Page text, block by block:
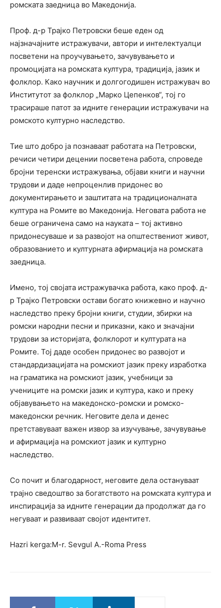
ромската заедница во Македонија.
Проф. д-р Трајко Петровски беше еден од
најзначајните истражувачи, автори и интелектуалци
посветени на проучувањето, зачувувањето и
промоцијата на ромската култура, традиција, јазик и
фолклор. Како научник и долгогодишен истражувач во
Институтот за фолклор „Марко Цепенков“, тој го
трасираше патот за идните генерации истражувачи на
ромското културно наследство.
Тие што добро ја познаваат работата на Петровски,
речиси четири децении посветена работа, спроведе
бројни теренски истражувања, објави книги и научни
трудови и даде непроценлив придонес во
документирањето и заштитата на традиционалната
култура на Ромите во Македонија. Неговата работа не
беше ограничена само на науката – тој активно
придонесуваше и за развојот на општествениот живот,
образованието и културната афирмација на ромската
заедница.
Имено, тој својата истражувачка работа, како проф. д-
р Трајко Петровски остави богато книжевно и научно
наследство преку бројни книги, студии, збирки на
ромски народни песни и приказни, како и значајни
трудови за историјата, фолклорот и културата на
Ромите. Тој даде особен придонес во развојот и
стандардизацијата на ромскиот јазик преку изработка
на граматика на ромскиот јазик, учебници за
учениците на ромски јазик и култура, како и преку
објавувањето на македонско-ромски и ромско-
македонски речник. Неговите дела и денес
претставуваат важен извор за изучување, зачувување
и афирмација на ромскиот јазик и културно
наследство.
Со почит и благодарност, неговите дела остануваат
трајно сведоштво за богатството на ромската култура и
инспирација за идните генерации да продолжат да го
негуваат и развиваат својот идентитет.
Hazri kerga:M-r. Sevgul A.-Roma Press